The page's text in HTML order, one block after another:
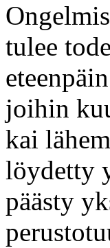
tulee
joihin
kai
löydetty
päästy